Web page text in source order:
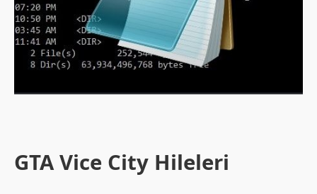
GTA Vice City Hileleri